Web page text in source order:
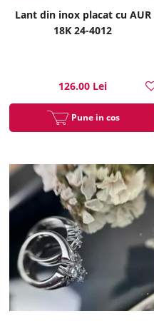
Lant din inox placat cu AUR
18K 24-4012
126.00 Lei
Pune in cos